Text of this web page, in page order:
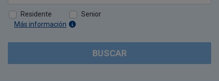
Residente
Senior
Más información
BUSCAR